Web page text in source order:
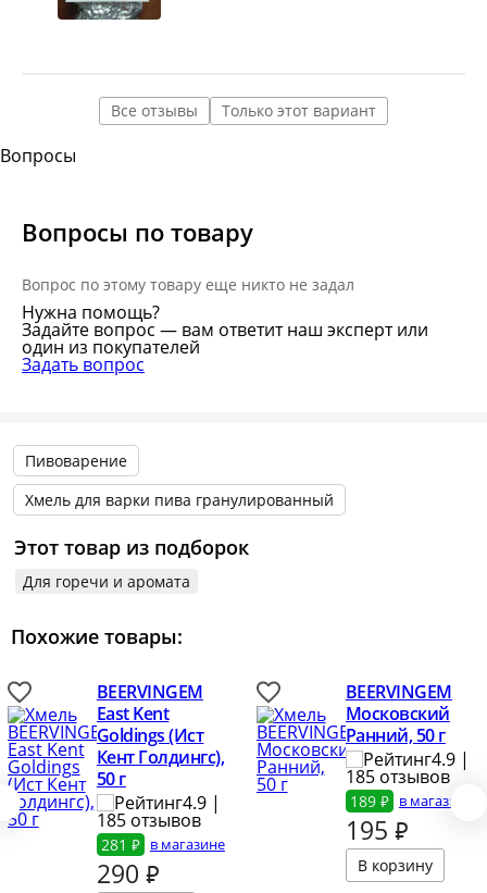
Все отзывы Только этот вариант
Вопросы
Вопросы по товару
Вопрос по этому товару еще никто не задал
Нужна помощь?
Задайте вопрос — вам ответит наш эксперт или
один из покупателей
Задать вопрос
Пивоварение
Хмель для варки пива гранулированный
Этот товар из подборок
Для горечи и аромата
Похожие товары:
BEERVINGEM
East Kent
Goldings (Ист
Кент Голдингс),
50 г
4.9 |
185 отзывов
281 ₽ в магазине
290 ₽
BEERVINGEM
Московский
Ранний, 50 г
4.9 |
185 отзывов
189 ₽ в магазине
195 ₽